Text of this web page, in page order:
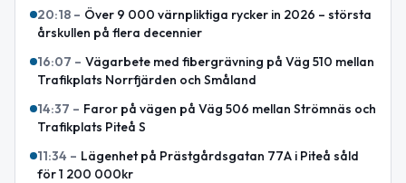
20:18 – Över 9 000 värnpliktiga rycker in 2026 – största
årskullen på flera decennier
16:07 – Vägarbete med fibergrävning på Väg 510 mellan
Trafikplats Norrfjärden och Småland
14:37 – Faror på vägen på Väg 506 mellan Strömnäs och
Trafikplats Piteå S
11:34 – Lägenhet på Prästgårdsgatan 77A i Piteå såld
för 1 200 000kr